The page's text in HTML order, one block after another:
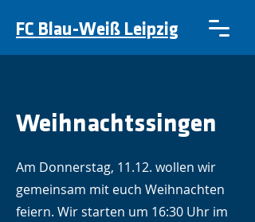
FC Blau-Weiß Leipzig
Weihnachtssingen
Am Donnerstag, 11.12. wollen wir
gemeinsam mit euch Weihnachten
feiern. Wir starten um 16:30 Uhr im